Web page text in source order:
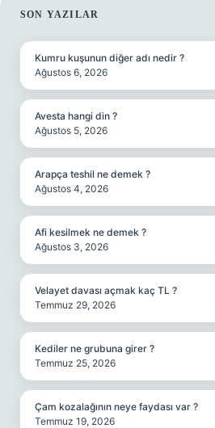
SIDEBAR
SON YAZILAR
Kumru kuşunun diğer adı nedir ?
Ağustos 6, 2026
Avesta hangi din ?
Ağustos 5, 2026
Arapça teshil ne demek ?
Ağustos 4, 2026
Afi kesilmek ne demek ?
Ağustos 3, 2026
Velayet davası açmak kaç TL ?
Temmuz 29, 2026
Kediler ne grubuna girer ?
Temmuz 25, 2026
Çam kozalağının neye faydası var ?
Temmuz 19, 2026